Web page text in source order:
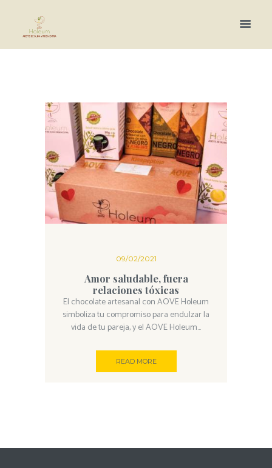
09/02/2021
Amor saludable, fuera
relaciones tóxicas
El chocolate artesanal con AOVE Holeum
simboliza tu compromiso para endulzar la
vida de tu pareja, y el AOVE Holeum...
READ MORE